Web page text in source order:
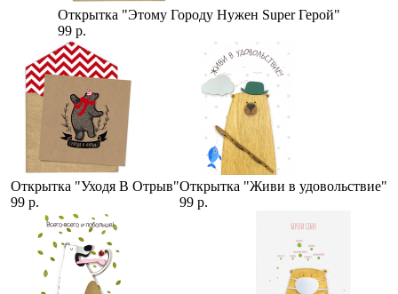
Открытка "Этому Городу Нужен Super Герой"
99 р.
Открытка "Уходя В Отрыв"
99 р.
Открытка "Живи в удовольствие"
99 р.